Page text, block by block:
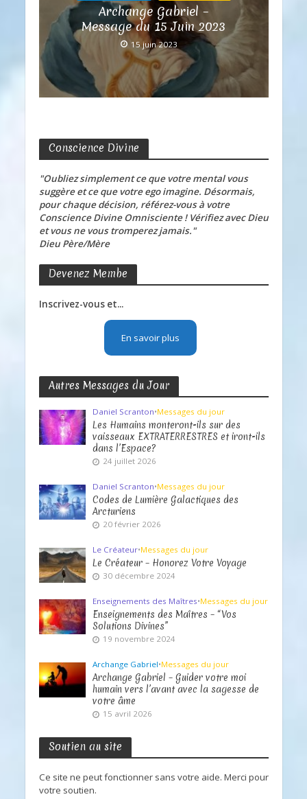
Archange Gabriel –
Message du 15 Juin 2023
15 juin 2023
Conscience Divine
"Oubliez simplement ce que votre mental vous
suggère et ce que votre ego imagine. Désormais,
pour chaque décision, référez-vous à votre
Conscience Divine Omnisciente ! Vérifiez avec Dieu
et vous ne vous tromperez jamais."
Dieu Père/Mère
Devenez Membe
Inscrivez-vous et...
En savoir plus
Autres Messages du Jour
Daniel Scranton•Messages du jour
Les Humains monteront-ils sur des
vaisseaux EXTRATERRESTRES et iront-ils
dans l’Espace?
24 juillet 2026
Daniel Scranton•Messages du jour
Codes de Lumière Galactiques des
Arcturiens
20 février 2026
Le Créateur•Messages du jour
Le Créateur – Honorez Votre Voyage
30 décembre 2024
Enseignements des Maîtres•Messages du jour
Enseignements des Maîtres – “Vos
Solutions Divines”
19 novembre 2024
Archange Gabriel•Messages du jour
Archange Gabriel – Guider votre moi
humain vers l’avant avec la sagesse de
votre âme
15 avril 2026
Soutien au site
Ce site ne peut fonctionner sans votre aide. Merci pour
votre soutien.